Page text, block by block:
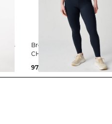
Brooks | Damen Lauftights
CHASER 7/8
97,99 €
100,00 €